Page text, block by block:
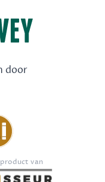
door
product van